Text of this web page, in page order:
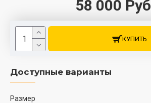
58 000 Руб
Доступные варианты
Размер
КУПИТЬ